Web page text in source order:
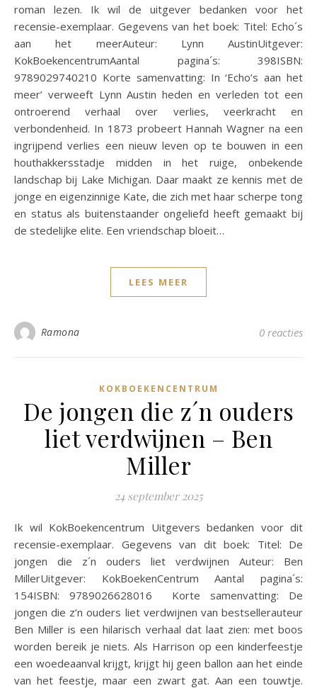
roman lezen. Ik wil de uitgever bedanken voor het
recensie-exemplaar. Gegevens van het boek: Titel: Echo´s
aan het meerAuteur: Lynn AustinUitgever:
KokBoekencentrumAantal pagina´s: 398ISBN:
9789029740210 Korte samenvatting: In ‘Echo’s aan het
meer’ verweeft Lynn Austin heden en verleden tot een
ontroerend verhaal over verlies, veerkracht en
verbondenheid. In 1873 probeert Hannah Wagner na een
ingrijpend verlies een nieuw leven op te bouwen in een
houthakkersstadje midden in het ruige, onbekende
landschap bij Lake Michigan. Daar maakt ze kennis met de
jonge en eigenzinnige Kate, die zich met haar scherpe tong
en status als buitenstaander ongeliefd heeft gemaakt bij
de stedelijke elite. Een vriendschap bloeit…
LEES MEER
Ramona 0 reacties
KOKBOEKENCENTRUM
De jongen die z´n ouders
liet verdwijnen – Ben
Miller
24 september 2025
Ik wil KokBoekencentrum Uitgevers bedanken voor dit
recensie-exemplaar. Gegevens van dit boek: Titel: De
jongen die z´n ouders liet verdwijnen Auteur: Ben
MillerUitgever: KokBoekenCentrum Aantal pagina´s:
154ISBN: 9789026628016 Korte samenvatting: De
jongen die z’n ouders liet verdwijnen van bestsellerauteur
Ben Miller is een hilarisch verhaal dat laat zien: met boos
worden bereik je niets. Als Harrison op een kinderfeestje
een woedeaanval krijgt, krijgt hij geen ballon aan het einde
van het feestje, maar een zwart gat. Aan een touwtje.